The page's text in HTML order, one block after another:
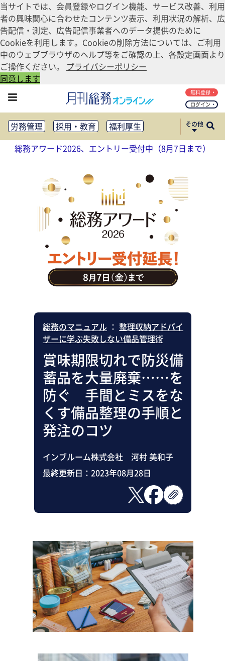
当サイトでは、会員登録やログイン機能、サービス改善、利用
者の興味関心に合わせたコンテンツ表示、利用状況の解析、広
告配信・測定、広告配信事業者へのデータ提供のために
Cookieを利用します。Cookieの削除方法については、ご利用
中のウェブブラウザのヘルプ等をご確認の上、各設定画面より
ご操作ください。 プライバシーポリシー
同意します
ログイン
無料登録
労務管理 採用・教育
福利厚生
健康経営
働き方改革
法務・コンプライアンス
リスクマネジメント・BCP
社外・社内広報
社外・社内コミュニケーション活性化
FM・オフィス移転
CSR・SDGs
テクノロジー活用・DX
助成金・補助金・コスト削減
アウトソーシング・BPO
調査・レポート
その他
総務アワード2026、エントリー受付中（8月7日まで）
総務のマニュアル ： 整理収納アドバイ
ザーに学ぶ失敗しない備品管理術
賞味期限切れで防災備
蓄品を大量廃棄……を
防ぐ 手間とミスをな
くす備品整理の手順と
発注のコツ
インブルーム株式会社 河村 美和子
最終更新日： 2023年08月28日